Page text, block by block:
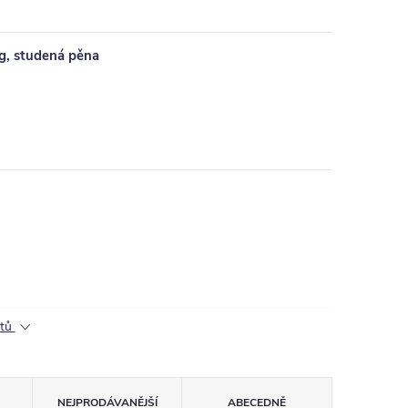
studená pěna
NEJPRODÁVANĚJŠÍ ABECEDNĚ